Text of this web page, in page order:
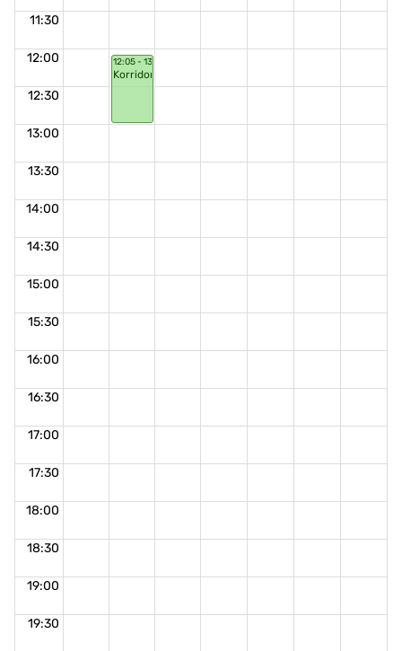
11:30
12:00
12:30
13:00
13:30
14:00
14:30
15:00
15:30
16:00
16:30
17:00
17:30
18:00
18:30
19:00
19:30
12:05 - 13:00
Korridorsnack